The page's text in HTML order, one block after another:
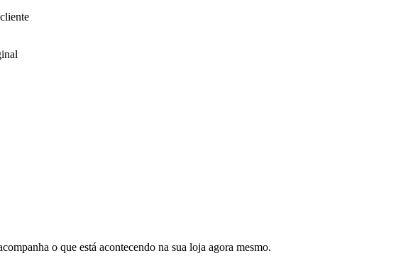
o que está acontecendo na sua loja agora mesmo.